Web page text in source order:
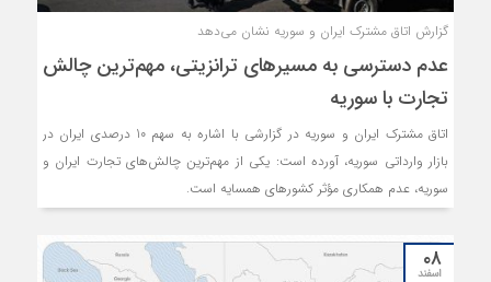
گزارش اتاق مشترک ایران و سوریه نشان می‌دهد
عدم دسترسی به مسیرهای ترانزیتی، مهم‌ترین چالش
تجارت با سوریه
اتاق مشترک ایران و سوریه در گزارشی با اشاره به سهم 10 درصدی ایران در
بازار وارداتی سوریه، آورده است: یکی از مهم‌ترین چالش‌های تجارت ایران و
سوریه، عدم همکاری مؤثر کشورهای همسایه است.
۰۸
اسفند